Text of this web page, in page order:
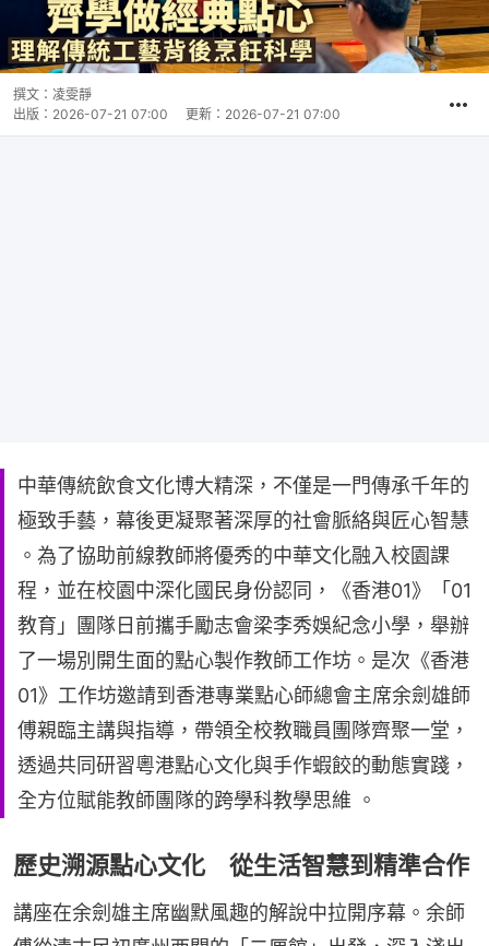
撰文： 凌雯靜
出版： 2026-07-21 07:00 更新： 2026-07-21 07:00
中華傳統飲食文化博大精深，不僅是一門傳承千年的
極致手藝，幕後更凝聚著深厚的社會脈絡與匠心智慧
。為了協助前線教師將優秀的中華文化融入校園課
程，並在校園中深化國民身份認同，《香港01》「01
教育」團隊日前攜手勵志會梁李秀娛紀念小學，舉辦
了一場別開生面的點心製作教師工作坊。是次《香港
01》工作坊邀請到香港專業點心師總會主席余劍雄師
傅親臨主講與指導，帶領全校教職員團隊齊聚一堂，
透過共同研習粵港點心文化與手作蝦餃的動態實踐，
全方位賦能教師團隊的跨學科教學思維 。
歷史溯源點心文化 從生活智慧到精準合作
講座在余劍雄主席幽默風趣的解說中拉開序幕。余師